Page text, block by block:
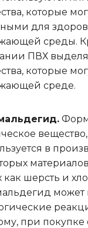
которые
для
среды.
ПВХ
которые
среде.
в
как шерсть и
может
при